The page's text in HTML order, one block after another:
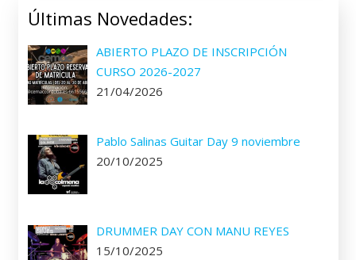
Últimas Novedades:
ABIERTO PLAZO DE INSCRIPCIÓN
CURSO 2026-2027
21/04/2026
Pablo Salinas Guitar Day 9 noviembre
20/10/2025
DRUMMER DAY CON MANU REYES
15/10/2025